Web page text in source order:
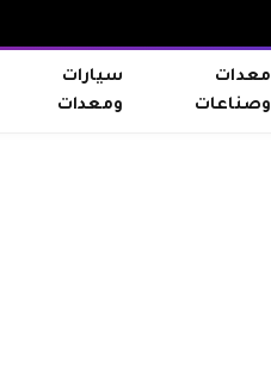
معدات
وصناعات
سيارات
ومعدات